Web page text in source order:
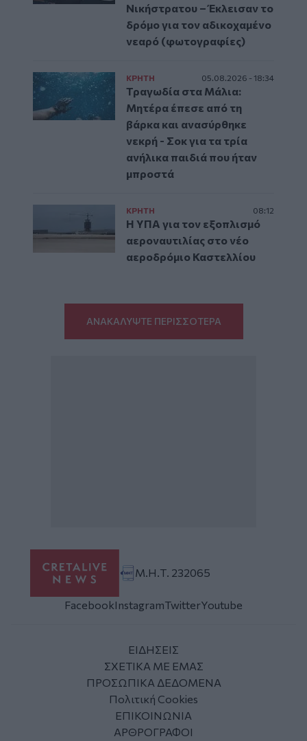
Νικήστρατου – Έκλεισαν το
δρόμο για τον αδικοχαμένο
νεαρό (φωτογραφίες)
ΚΡΗΤΗ 05.08.2026 - 18:34
Τραγωδία στα Μάλια:
Μητέρα έπεσε από τη
βάρκα και ανασύρθηκε
νεκρή - Σοκ για τα τρία
ανήλικα παιδιά που ήταν
μπροστά
ΚΡΗΤΗ 08:12
Η ΥΠΑ για τον εξοπλισμό
αεροναυτιλίας στο νέο
αεροδρόμιο Καστελλίου
ΑΝΑΚΑΛΥΨΤΕ ΠΕΡΙΣΣΟΤΕΡΑ
Μ.Η.Τ. 232065
FacebookInstagramTwitterYoutube
ΕΙΔΗΣΕΙΣ
ΣΧΕΤΙΚΑ ΜΕ ΕΜΑΣ
ΠΡΟΣΩΠΙΚΑ ΔΕΔΟΜΕΝΑ
Πολιτική Cookies
ΕΠΙΚΟΙΝΩΝΙΑ
ΑΡΘΡΟΓΡΑΦΟΙ